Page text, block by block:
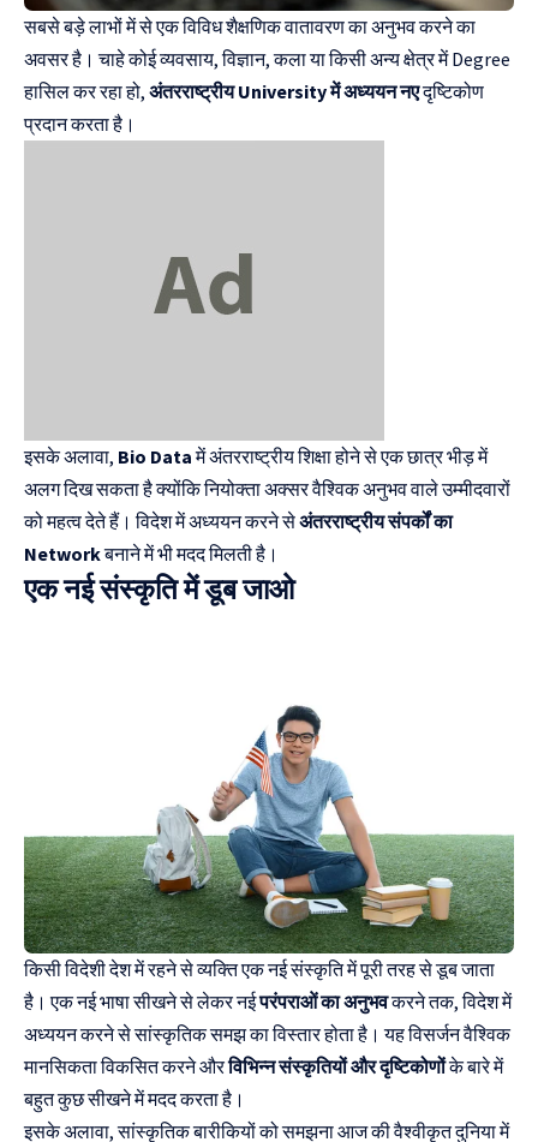
सबसे बड़े लाभों में से एक विविध शैक्षणिक वातावरण का अनुभव करने का
अवसर है। चाहे कोई व्यवसाय, विज्ञान, कला या किसी अन्य क्षेत्र में Degree
हासिल कर रहा हो, अंतरराष्ट्रीय University में अध्ययन नएदृष्टिकोण
प्रदान करता है।
इसके अलावा, Bio Dataमें अंतरराष्ट्रीय शिक्षा होने से एक छात्र भीड़ में
अलग दिख सकता है क्योंकि नियोक्ता अक्सर वैश्विक अनुभव वाले उम्मीदवारों
को महत्व देते हैं। विदेश में अध्ययन करने सेअंतरराष्ट्रीय संपर्कों का
Networkबनाने में भी मदद मिलती है।
एक नई संस्कृति में डूब जाओ
किसी विदेशी देश में रहने से व्यक्ति एक नई संस्कृति में पूरी तरह से डूब जाता
है। एक नई भाषा सीखने से लेकर नईपरंपराओं का अनुभवकरने तक, विदेश में
अध्ययन करने से सांस्कृतिक समझ का विस्तार होता है। यह विसर्जन वैश्विक
मानसिकता विकसित करने औरविभिन्न संस्कृतियों और दृष्टिकोणोंके बारे में
बहुत कुछ सीखने में मदद करता है।
इसके अलावा, सांस्कृतिक बारीकियों को समझना आज की वैश्वीकृत दुनिया में